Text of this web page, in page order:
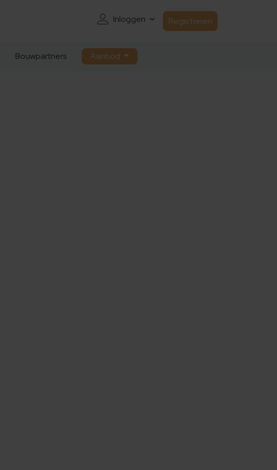
Inloggen Registreren
Bouwpartners Aanbod